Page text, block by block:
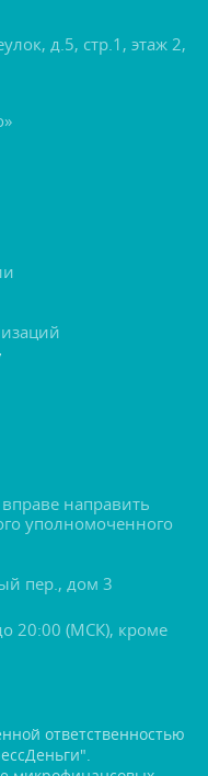
д.5, стр.1, этаж 2,
направить
уполномоченного
пер., дом 3
20:00 (МСК), кроме
ответственностью